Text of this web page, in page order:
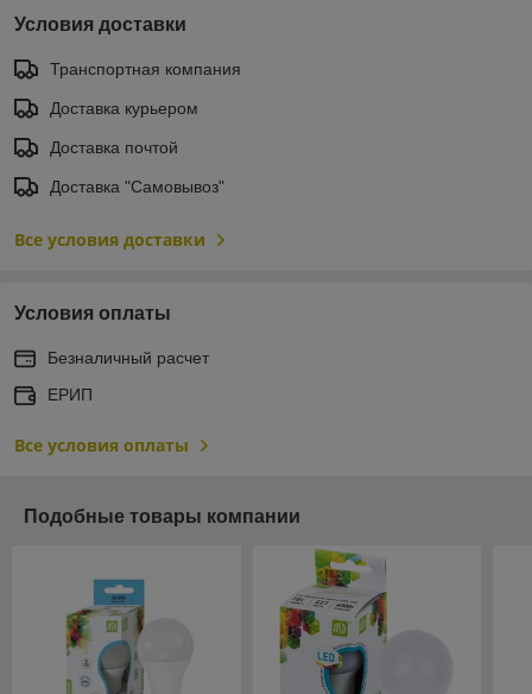
Условия доставки
Транспортная компания
Доставка курьером
Доставка почтой
Доставка "Самовывоз"
Все условия доставки
Условия оплаты
Безналичный расчет
ЕРИП
Все условия оплаты
Подобные товары компании